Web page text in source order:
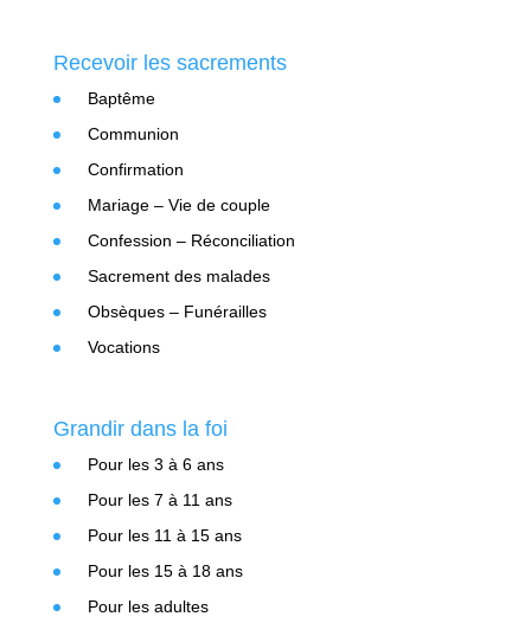
Recevoir les sacrements
Baptême
Communion
Confirmation
Mariage – Vie de couple
Confession – Réconciliation
Sacrement des malades
Obsèques – Funérailles
Vocations
Grandir dans la foi
Pour les 3 à 6 ans
Pour les 7 à 11 ans
Pour les 11 à 15 ans
Pour les 15 à 18 ans
Pour les adultes